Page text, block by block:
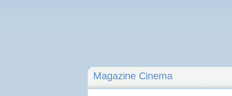
Magazine Cinema